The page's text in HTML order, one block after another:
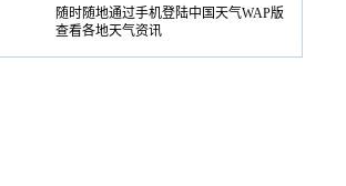
随时随地通过手机登陆中国天气WAP版
查看各地天气资讯